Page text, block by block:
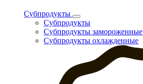
Субпродукты
Субпродукты
Субпродукты замороженные
Субпродукты охлажденные